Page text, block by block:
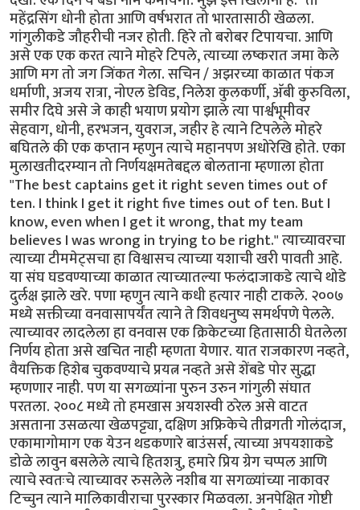
महेंद्रसिंग धोनी होता आणि वर्षभरात तो भारतासाठी खेळला.
गांगुलीकडे जौहरीची नजर होती. हिरे तो बरोबर टिपायचा. आणि
असे एक एक करत त्याने मोहरे टिपले, त्याच्या लष्करात जमा केले
आणि मग तो जग जिंकत गेला. सचिन / अझरच्या काळात पंकज
धर्माणी, अजय रात्रा, नोएल डेविड, निलेश कुलकर्णी, अ‍ॅबी कुरुविला,
समीर दिघे असे जे काही भयाण प्रयोग झाले त्या पार्श्वभूमीवर
सेहवाग, धोनी, हरभजन, युवराज, जहीर हे त्याने टिपलेले मोहरे
बघितले की एक कप्तान म्हणुन त्याचे महानपण अधोरेखि होते. एका
मुलाखतीदरम्यान तो निर्णयक्षमतेबद्दल बोलताना म्हणाला होता
"The best captains get it right seven times out of
ten. I think I get it right five times out of ten. But I
know, even when I get it wrong, that my team
believes I was wrong in trying to be right." त्याच्यावरचा
त्याच्या टीममेट्सचा हा विश्वासच त्याच्या यशाची खरी पावती आहे.
या संघ घडवण्याच्या काळात त्याच्यातल्या फलंदाजाकडे त्याचे थोडे
दुर्लक्ष झाले खरे. पणा म्हणुन त्याने कधी हत्यार नाही टाकले. २००७
मध्ये सक्तीच्या वनवासापर्यंत त्याने ते शिवधनुष्य समर्थपणे पेलले.
त्याच्यावर लादलेला हा वनवास एक क्रिकेटच्या हितासाठी घेतलेला
निर्णय होता असे खचित नाही म्हणता येणार. यात राजकारण नव्हते,
वैयक्तिक हिशेब चुकवण्याचे प्रयत्न नव्हते असे शेंबडे पोर सुद्धा
म्हणणार नाही. पण या सगळ्यांना पुरुन उरुन गांगुली संघात
परतला. २००८ मध्ये तो हमखास अयशस्वी ठरेल असे वाटत
असताना उसळत्या खेळपट्ट्या, दक्षिण अफ्रिकेचे तीव्रगती गोलंदाज,
एकामागोमाग एक येउन थडकणारे बाउंसर्स, त्याच्या अपयशाकडे
डोळे लावुन बसलेले त्याचे हितशत्रु, हमारे प्रिय ग्रेग चप्पल आणि
त्याचे स्वतःचे त्याच्यावर रुसलेले नशीब या सगळ्यांच्या नाकावर
टिच्चुन त्याने मालिकावीराचा पुरस्कार मिळवला. अनपेक्षित गोष्टी